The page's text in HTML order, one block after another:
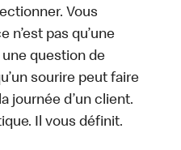
Vous
n’est pas qu’une
question de
sourire peut faire
journée d’un client.
Il vous définit.